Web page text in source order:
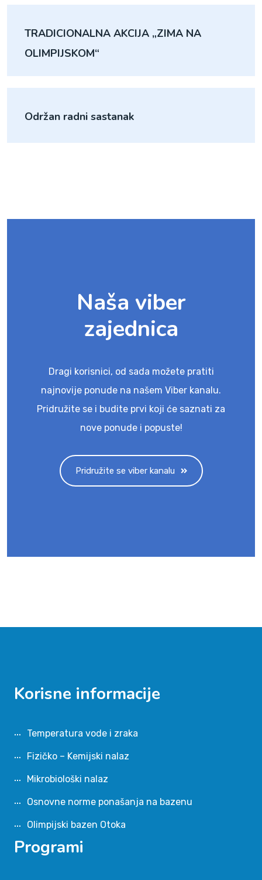
TRADICIONALNA AKCIJA „ZIMA NA
OLIMPIJSKOM“
Održan radni sastanak
Naša viber
zajednica
Dragi korisnici, od sada možete pratiti
najnovije ponude na našem Viber kanalu.
Pridružite se i budite prvi koji će saznati za
nove ponude i popuste!
Pridružite se viber kanalu
Korisne informacije
Temperatura vode i zraka
Fizičko – Kemijski nalaz
Mikrobiološki nalaz
Osnovne norme ponašanja na bazenu
Olimpijski bazen Otoka
Programi